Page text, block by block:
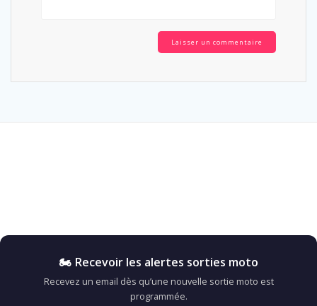
🏍️ Recevoir les alertes sorties moto
Recevez un email dès qu’une nouvelle sortie moto est
programmée.